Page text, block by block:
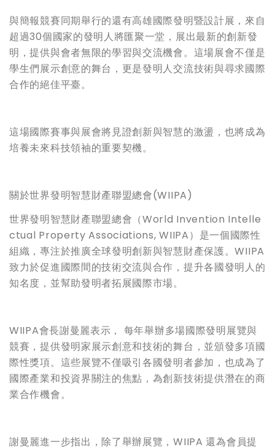
與簡報競賽同期舉行的還有高雄國際發明暨設計展，來自
超過30個國家的發明人將匯聚一堂，展出最新的創新發
明，提供與會者無限的學習與交流機會。這場展會不僅是
學生們展示創意的舞台，更是發明人交流技術與尋求國際
合作的絕佳平臺。
這場國際賽事與展會將見證創新與智慧的激盪，也將成為
培養未來科技領袖的重要契機。
關於世界發明智慧財產聯盟總會(WIIPA)
世界發明智慧財產聯盟總會（World Invention Intelle
ctual Property Associations, WIIPA）是一個國際性
組織，專注於推廣全球發明創新與智慧財產保護。WIIPA
致力於促進國際間的技術交流與合作，提升各國發明人的
知名度，並幫助發明者拓展國際市場。
WIIPA會長謝曼麗表示， 每年舉辦多場國際發明展覽與
競賽，提供發明家展示創意和技術的舞台，並頒發多項國
際性獎項。這些展覽不僅吸引各國發明者參加，也成為了
國際產業和投資界關注的焦點，為創新技術提供潛在的商
業合作機會。
謝曼麗進一步指出，除了舉辦展覽，WIIPA 還為會員提